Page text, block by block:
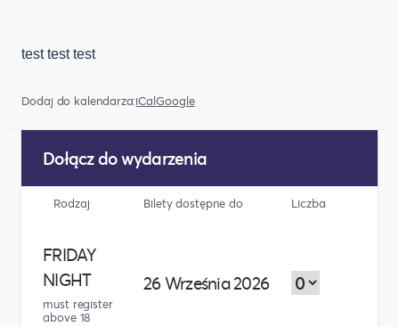
test test test
Dodaj do kalendarza:iCalGoogle
Dołącz do wydarzenia
Rodzaj Bilety dostępne do Liczba
FRIDAY
NIGHT
must register
above 18
26 Września 2026